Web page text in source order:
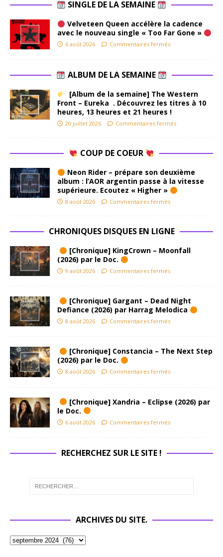
SINGLE DE LA SEMAINE
Velveteen Queen accélère la cadence
avec le nouveau single « Too Far Gone »
6 août 2026 Commentaires fermés
ALBUM DE LA SEMAINE
[Album de la semaine] The Western
Front – Eureka . Découvrez les titres à 10
heures, 13 heures et 21 heures !
20 juillet 2026 Commentaires fermés
COUP DE COEUR
Neon Rider – prépare son deuxième
album : l’AOR argentin passe à la vitesse
supérieure. Ecoutez « Higher »
8 août 2026 Commentaires fermés
CHRONIQUES DISQUES EN LIGNE
[Chronique] KingCrown – Moonfall
(2026) par le Doc.
9 août 2026 Commentaires fermés
[Chronique] Gargant – Dead Night
Defiance (2026) par Harrag Melodica
8 août 2026 Commentaires fermés
[Chronique] Constancia – The Next Step
(2026) par le Doc.
8 août 2026 Commentaires fermés
[Chronique] Xandria – Eclipse (2026) par
le Doc.
6 août 2026 Commentaires fermés
RECHERCHEZ SUR LE SITE !
ARCHIVES DU SITE.